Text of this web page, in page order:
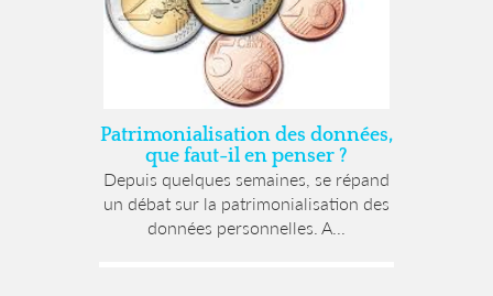
Patrimonialisation des données,
que faut-il en penser ?
Depuis quelques semaines, se répand
un débat sur la patrimonialisation des
données personnelles. A...